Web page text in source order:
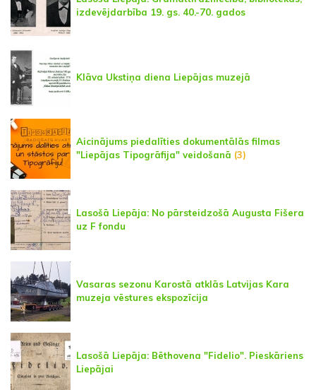
izdevējdarbība 19. gs. 40.-70. gados
Klāva Ukstiņa diena Liepājas muzejā
Aicinājums piedalīties dokumentālās filmas
"Liepājas Tipogrāfija" veidošanā (3)
Lasošā Liepāja: No pārsteidzošā Augusta Fišera
uz F fondu
Vasaras sezonu Karostā atklās Latvijas Kara
muzeja vēstures ekspozīcija
Lasošā Liepāja: Bēthovena "Fidelio". Pieskāriens
Liepājai